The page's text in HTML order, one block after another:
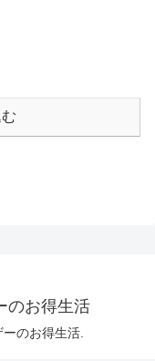
のお得生活
のお得生活.